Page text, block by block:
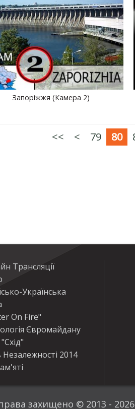
Запоріжжя (Камера 2)
<< < 79 80
Трансляції
Українська
On Fire"
Євромайдану
"Схід"
2014
захищено © 2013 -